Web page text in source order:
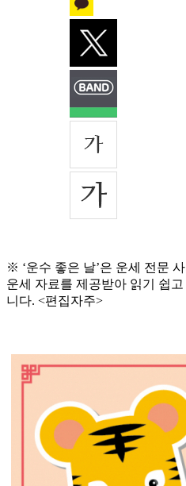
※ ‘운수 좋은 날’은 운세 전문
운세 자료를 제공받아 읽기 쉽
니다. <편집자주>